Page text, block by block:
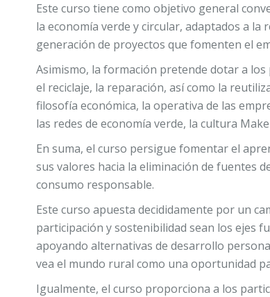
Este curso tiene como objetivo general
la economía verde y circular, adaptados a
generación de proyectos que fomenten el
Asimismo, la formación pretende dotar a
el reciclaje, la reparación, así como la
filosofía económica, la operativa de las
las redes de economía verde, la cultura
En suma, el curso persigue fomentar el
sus valores hacia la eliminación de fuentes
consumo responsable.
Este curso apuesta decididamente por un
participación y sostenibilidad sean los ejes
apoyando alternativas de desarrollo
vea el mundo rural como una oportunidad
Igualmente, el curso proporciona a los